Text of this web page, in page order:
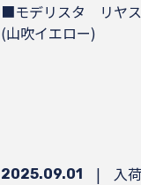
■モデリスタ リヤ
(山吹イエロ
2025.09.01 | 入